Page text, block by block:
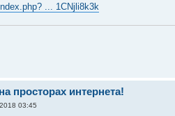
... 1CNjli8k3k
просторах интернета!
03:45